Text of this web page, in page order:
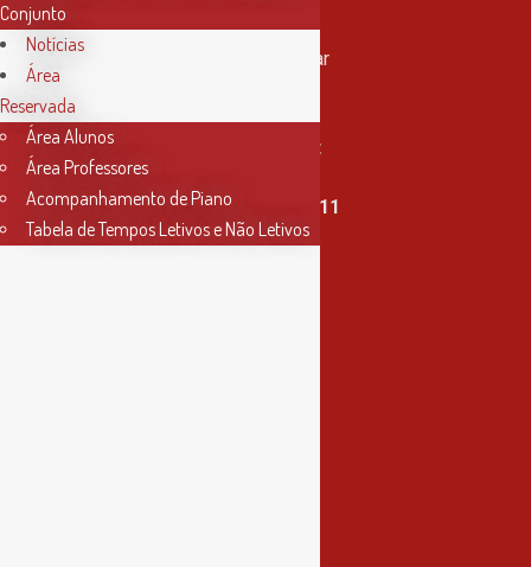
Contactos
Rua Miguel Bombarda, nº 4, 1º andar
2000-080 Santarém
info@conservatoriosantarem.pt
T. (+351) 915 335 478 / 913 890 411
Conjunto
Notícias
Área
Reservada
Área Alunos
Área Professores
Acompanhamento de Piano
Tabela de Tempos Letivos e Não Letivos